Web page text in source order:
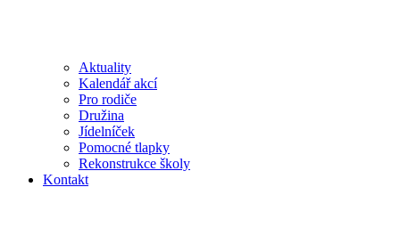
Aktuality
Kalendář akcí
Pro rodiče
Družina
Jídelníček
Pomocné tlapky
Rekonstrukce školy
Kontakt